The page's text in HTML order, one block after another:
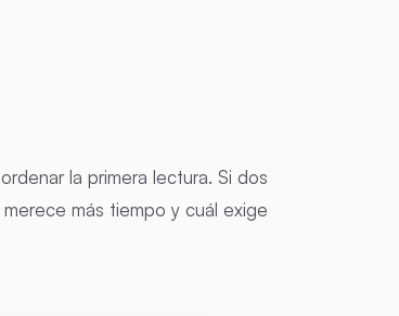
la primera lectura. Si dos
más tiempo y cuál exige